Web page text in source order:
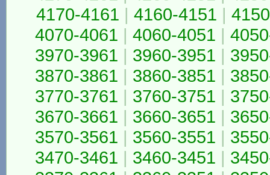
4170-4161 | 4160-4151 |
4070-4061 | 4060-4051 |
3970-3961 | 3960-3951 |
3870-3861 | 3860-3851 |
3770-3761 | 3760-3751 |
3670-3661 | 3660-3651 |
3570-3561 | 3560-3551 |
3470-3461 | 3460-3451 |